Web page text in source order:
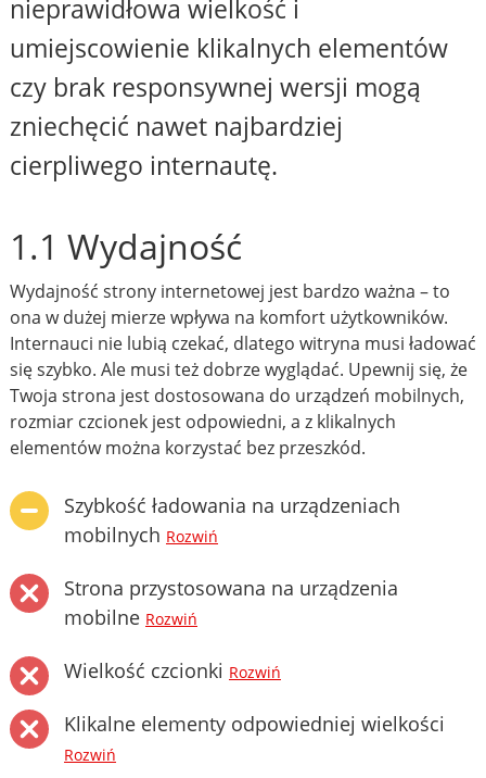
nieprawidłowa wielkość i
umiejscowienie klikalnych elementów
czy brak responsywnej wersji mogą
zniechęcić nawet najbardziej
cierpliwego internautę.
1.1 Wydajność
Wydajność strony internetowej jest bardzo ważna – to
ona w dużej mierze wpływa na komfort użytkowników.
Internauci nie lubią czekać, dlatego witryna musi ładować
się szybko. Ale musi też dobrze wyglądać. Upewnij się, że
Twoja strona jest dostosowana do urządzeń mobilnych,
rozmiar czcionek jest odpowiedni, a z klikalnych
elementów można korzystać bez przeszkód.
Szybkość ładowania na urządzeniach
mobilnych Rozwiń
Strona przystosowana na urządzenia
mobilne Rozwiń
Wielkość czcionki Rozwiń
Klikalne elementy odpowiedniej wielkości
Rozwiń